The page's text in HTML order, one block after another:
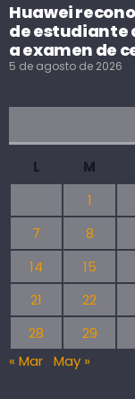
Huawei
de estudiante
a examen de
5 de agosto de 2026
L M
1
7
8
14
15
21
22
28
29
« Mar May »